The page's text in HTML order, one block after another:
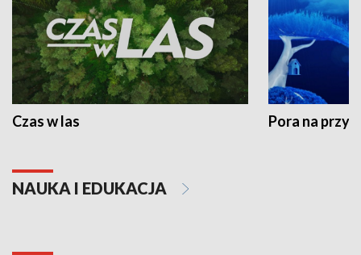
Czas w las Pora na
NAUKA I EDUKACJA